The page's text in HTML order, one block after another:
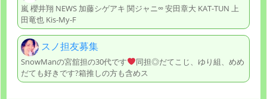
嵐 櫻井翔 NEWS 加藤シゲアキ 関ジャニ∞ 安田章大 KAT-TUN 上
田竜也 Kis-My-F
スノ担友募集
SnowManの宮舘担の30代です
同担◎だてこじ、ゆり組、めめ
だても好きです?箱推しの方も含めス